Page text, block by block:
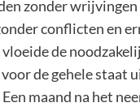
zonder wrijvingen
conflicten en
de
de gehele staat
maand na het